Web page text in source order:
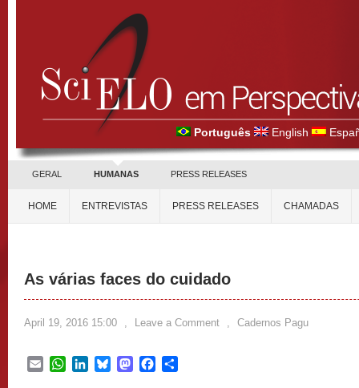
Português English
GERAL HUMANAS PRESS RELEASES
HOME ENTREVISTAS PRESS RELEASES CHAMADAS
As várias faces do cuidado
April 19, 2016 15:00 , Leave a Comment , Cadernos Pagu
EmailWhatsApp
LinkedInBlueskyMastodonFacebook